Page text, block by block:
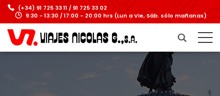
(+34) 91 725 33 11 / 91 725 33 02
9:30 - 13:30 / 17:00 - 20:00 hrs (Lun a Vie, Sáb. sólo mañanas)